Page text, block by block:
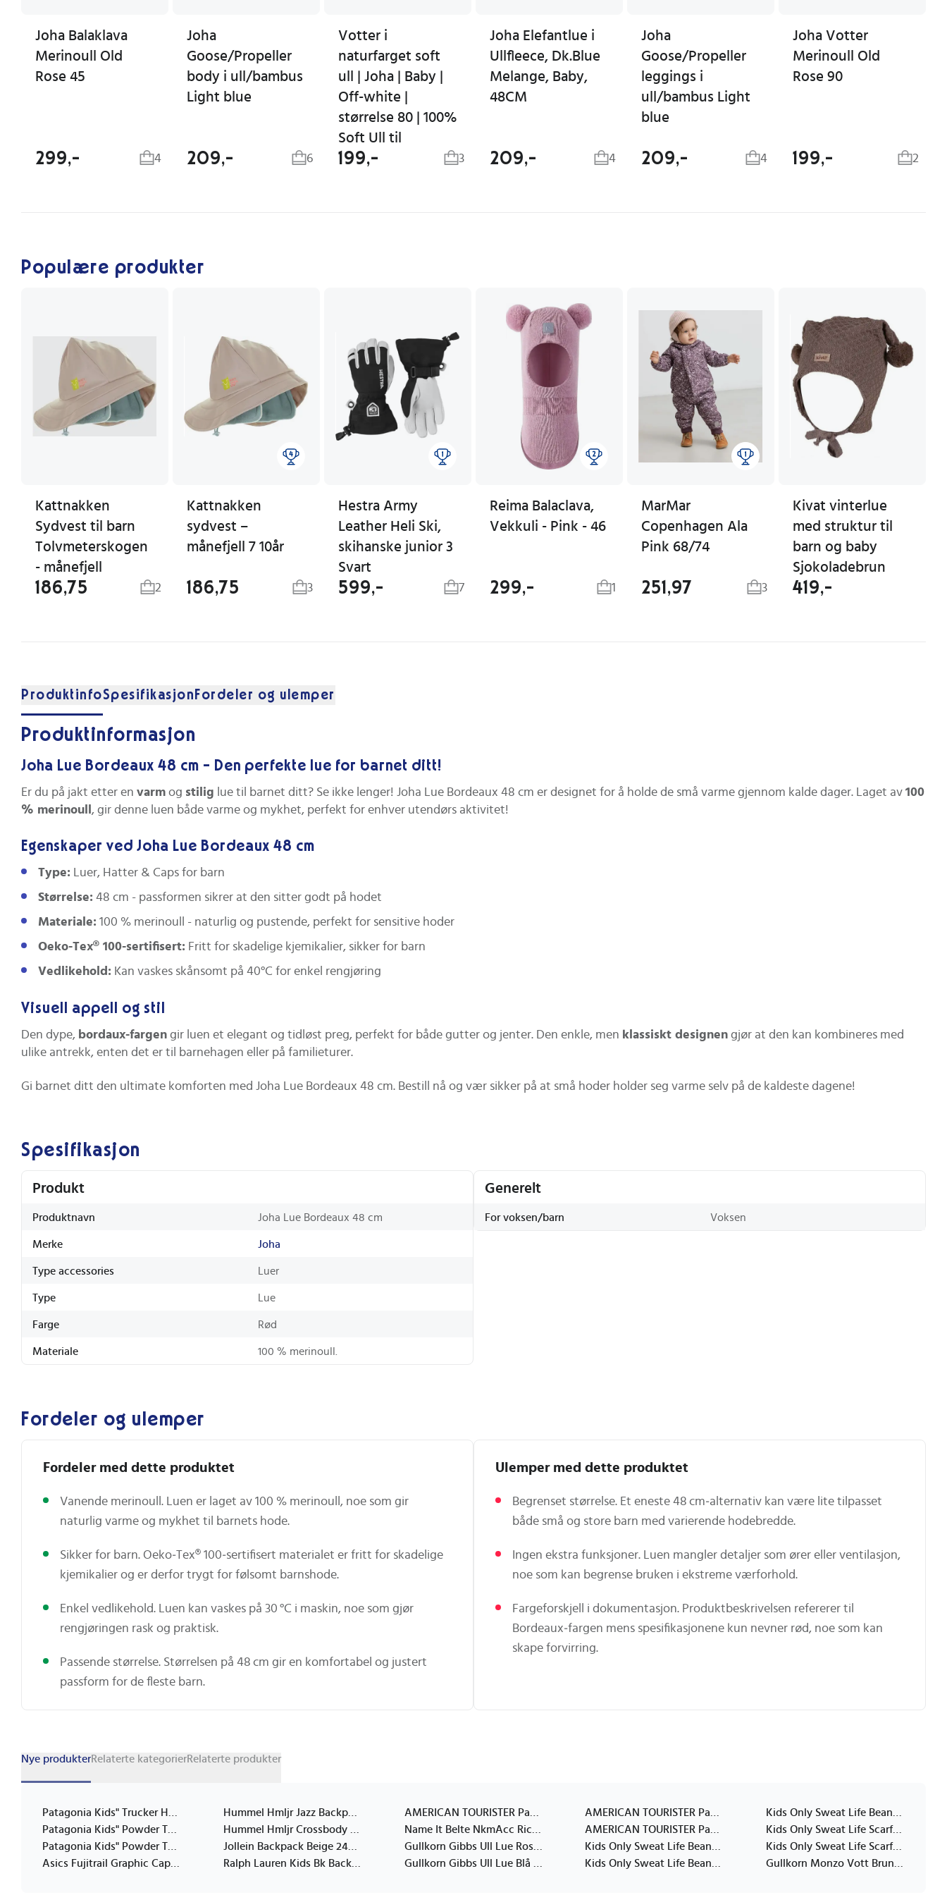
Joha Balaklava
Merinoull Old
Rose 45
299,- 4
Joha
Goose/Propeller
body i ull/bambus
Light blue
209,- 6
Votter i
naturfarget soft
ull | Joha | Baby |
Off-white |
størrelse 80 | 100%
Soft Ull til
199,- 3
Joha Elefantlue i
Ullfleece, Dk.Blue
Melange, Baby,
48CM
209,- 4
Joha
Goose/Propeller
leggings i
ull/bambus Light
blue
209,- 4
Joha Votter
Merinoull Old
Rose 90
199,- 2
Populære produkter
Kattnakken
Sydvest til barn
Tolvmeterskogen
- månefjell
186,75 2
Kattnakken
sydvest –
månefjell 7 10år
186,75 3
Hestra Army
Leather Heli Ski,
skihanske junior 3
Svart
599,- 7
Reima Balaclava,
Vekkuli - Pink - 46
299,- 1
MarMar
Copenhagen Ala
Pink 68/74
251,97 3
Kivat vinterlue
med struktur til
barn og baby
Sjokoladebrun
419,-
ProduktinfoSpesifikasjon Fordeler og ulemper
Produktinformasjon
Joha Lue Bordeaux 48 cm - Den perfekte lue for barnet ditt!
Er du på jakt etter en varm og stilig lue til barnet ditt? Se ikke lenger! Joha Lue Bordeaux 48 cm er designet for å holde de små varme gjennom kalde dager. Laget av 100
% merinoull , gir denne luen både varme og mykhet, perfekt for enhver utendørs aktivitet!
Egenskaper ved Joha Lue Bordeaux 48 cm
Type: Luer, Hatter & Caps for barn
Størrelse: 48 cm - passformen sikrer at den sitter godt på hodet
Materiale: 100 % merinoull - naturlig og pustende, perfekt for sensitive hoder
Oeko-Tex® 100-sertifisert: Fritt for skadelige kjemikalier, sikker for barn
Vedlikehold: Kan vaskes skånsomt på 40°C for enkel rengjøring
Visuell appell og stil
Den dype, bordaux-fargen gir luen et elegant og tidløst preg, perfekt for både gutter og jenter. Den enkle, men klassiskt designen gjør at den kan kombineres med
ulike antrekk, enten det er til barnehagen eller på familieturer.
Gi barnet ditt den ultimate komforten med Joha Lue Bordeaux 48 cm. Bestill nå og vær sikker på at små hoder holder seg varme selv på de kaldeste dagene!
Spesifikasjon
Produkt
Produktnavn Joha Lue Bordeaux 48 cm
Merke Joha
Type accessories Luer
Type Lue
Farge Rød
Materiale 100 % merinoull.
Generelt
For voksen/barn Voksen
Fordeler og ulemper
Fordeler med dette produktet
Vanende merinoull. Luen er laget av 100 % merinoull, noe som gir
naturlig varme og mykhet til barnets hode.
Sikker for barn. Oeko‑Tex® 100‑sertifisert materialet er fritt for skadelige
kjemikalier og er derfor trygt for følsomt barnshode.
Enkel vedlikehold. Luen kan vaskes på 30 °C i maskin, noe som gjør
rengjøringen rask og praktisk.
Passende størrelse. Størrelsen på 48 cm gir en komfortabel og justert
passform for de fleste barn.
Ulemper med dette produktet
Begrenset størrelse. Et eneste 48 cm‑alternativ kan være lite tilpasset
både små og store barn med varierende hodebredde.
Ingen ekstra funksjoner. Luen mangler detaljer som ører eller ventilasjon,
noe som kan begrense bruken i ekstreme værforhold.
Fargeforskjell i dokumentasjon. Produktbeskrivelsen refererer til
Bordeaux‑fargen mens spesifikasjonene kun nevner rød, noe som kan
skape forvirring.
Nye produkterRelaterte kategorierRelaterte produkter
Hummel Hmljr Jazz Backpack Khaki green ONE SIZE
Jollein Backpack Beige 24X12
Ralph Lauren Kids Bk Backpack Burgundy 53.5CM/56CM
Gullkorn Gibbs Ull Lue Rosa 92/104
Kids Only Sweat Life Scarf Flerfarget ONE SIZE
Kids Only Sweat Life Scarf Beige ONE SIZE